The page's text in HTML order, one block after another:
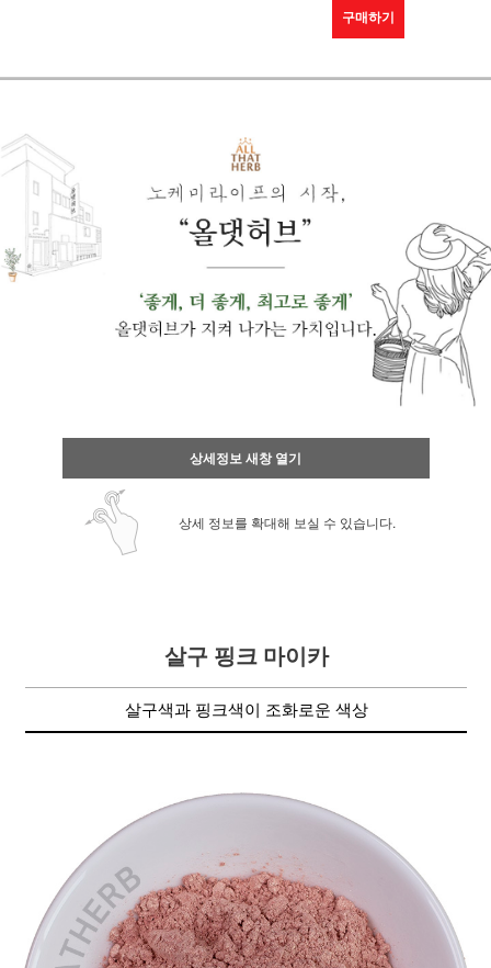
구매하기
상세정보 새창 열기
상세 정보를 확대해 보실 수 있습니다.
살구 핑크 마이카
살구색과 핑크색이 조화로운 색상